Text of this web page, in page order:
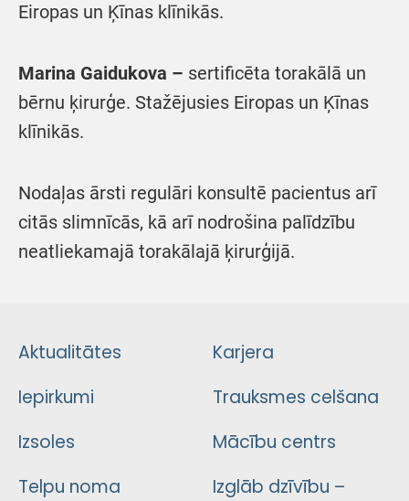
Eiropas un Ķīnas klīnikās.
Marina Gaidukova – sertificēta torakālā un
bērnu ķirurģe. Stažējusies Eiropas un Ķīnas
klīnikās.
Nodaļas ārsti regulāri konsultē pacientus arī
citās slimnīcās, kā arī nodrošina palīdzību
neatliekamajā torakālajā ķirurģijā.
Aktualitātes
Iepirkumi
Izsoles
Telpu noma
Karjera
Trauksmes celšana
Mācību centrs
Izglāb dzīvību –